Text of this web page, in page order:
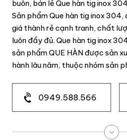
buôn, bán lẻ Que hàn tig inox
Sản phẩm Que hàn tig inox 304,
giá thành rẻ cạnh tranh, chất
luôn đầy đủ. Que hàn tig inox
sản phẩm QUE HÀN được sản
hành lâu năm, thuộc nhóm sản
0949.588.566